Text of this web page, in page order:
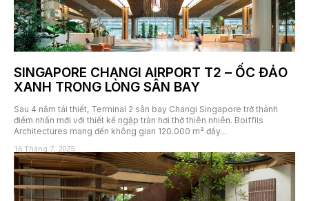
SINGAPORE CHANGI AIRPORT T2 – ỐC ĐẢO
XANH TRONG LÒNG SÂN BAY
Sau 4 năm tái thiết, Terminal 2 sân bay Changi Singapore trở thành
điểm nhấn mới với thiết kế ngập tràn hơi thở thiên nhiên. Boiffils
Architectures mang đến không gian 120.000 m² đầy...
16 Tháng 7, 2025